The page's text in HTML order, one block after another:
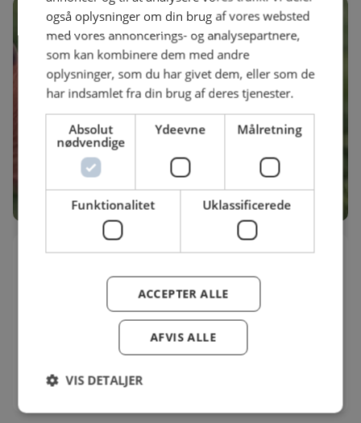
Månsson x Bimi: grønt på nye måder
Sammen med Bimi slår Danmarks største
grøntsagsproducent, Månsson, dørene op til en dag
med fokus på Bimi-broccoli.
17-08-2026
13:00 - 16:00
Adresse
Brande
også oplysninger om din brug af vores websted
med vores annoncerings- og analysepartnere,
som kan kombinere dem med andre
oplysninger, som du har givet dem, eller som de
har indsamlet fra din brug af deres tjenester.
Absolut
nødvendige
Ydeevne Målretning
Funktionalitet Uklassificerede
ACCEPTER ALLE
AFVIS ALLE
VIS DETALJER